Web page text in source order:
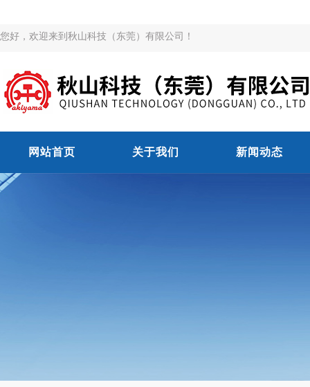
您好，欢迎来到秋山科技（东莞）有限公司！
网站首页 关于我们 新闻动态